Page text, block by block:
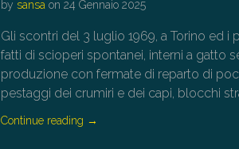
bysansa on24 Gennaio 2025
Gli scontri del 3 luglio 1969, a Torino ed i
fatti di scioperi spontanei, interni a gatto
produzione con fermate di reparto di
pestaggi dei crumiri e dei capi, blocchi
Continue reading →